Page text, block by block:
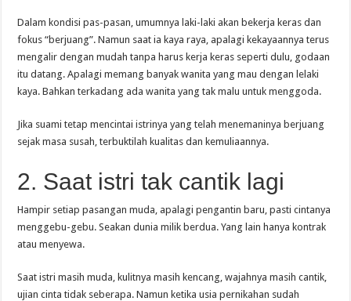
Dalam kondisi pas-pasan, umumnya laki-laki akan bekerja keras dan
fokus “berjuang”. Namun saat ia kaya raya, apalagi kekayaannya terus
mengalir dengan mudah tanpa harus kerja keras seperti dulu, godaan
itu datang. Apalagi memang banyak wanita yang mau dengan lelaki
kaya. Bahkan terkadang ada wanita yang tak malu untuk menggoda.
Jika suami tetap mencintai istrinya yang telah menemaninya berjuang
sejak masa susah, terbuktilah kualitas dan kemuliaannya.
2. Saat istri tak cantik lagi
Hampir setiap pasangan muda, apalagi pengantin baru, pasti cintanya
menggebu-gebu. Seakan dunia milik berdua. Yang lain hanya kontrak
atau menyewa.
Saat istri masih muda, kulitnya masih kencang, wajahnya masih cantik,
ujian cinta tidak seberapa. Namun ketika usia pernikahan sudah